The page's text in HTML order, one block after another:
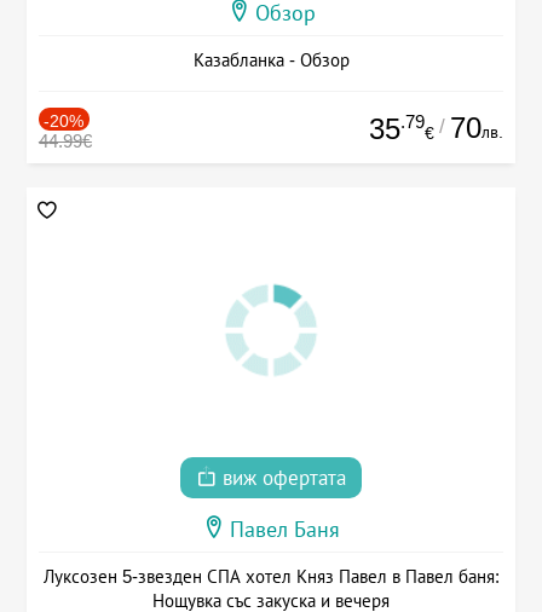
Обзор
Казабланка - Обзор
-20%
44.99€ 35.79
€ / 70лв.
виж офертата
Павел Баня
Луксозен 5-звезден СПА хотел Княз Павел в Павел баня:
Нощувка със закуска и вечеря